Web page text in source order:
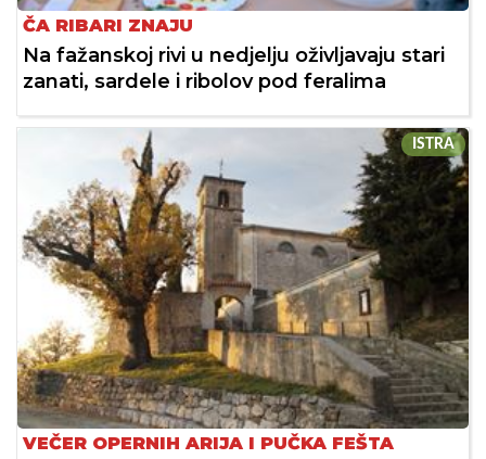
ČA RIBARI ZNAJU
Na fažanskoj rivi u nedjelju oživljavaju stari
zanati, sardele i ribolov pod feralima
ISTRA
VEČER OPERNIH ARIJA I PUČKA FEŠTA